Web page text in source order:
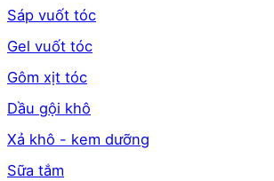
Sáp vuốt tóc
Gel vuốt tóc
Gôm xịt tóc
Dầu gội khô
Xả khô - kem dưỡng
Sữa tắm